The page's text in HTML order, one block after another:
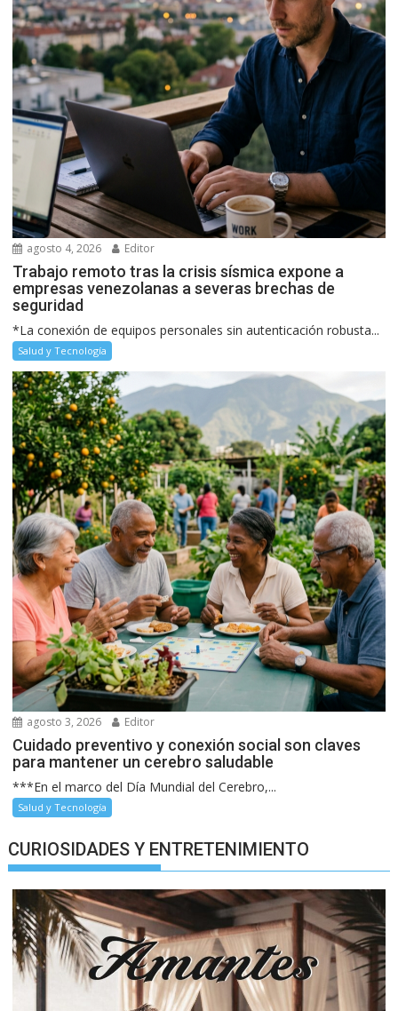
agosto 4, 2026 Editor
Trabajo remoto tras la crisis sísmica expone a
empresas venezolanas a severas brechas de
seguridad
*La conexión de equipos personales sin autenticación robusta...
Salud y Tecnología
agosto 3, 2026 Editor
Cuidado preventivo y conexión social son claves
para mantener un cerebro saludable
***En el marco del Día Mundial del Cerebro,...
Salud y Tecnología
CURIOSIDADES Y ENTRETENIMIENTO